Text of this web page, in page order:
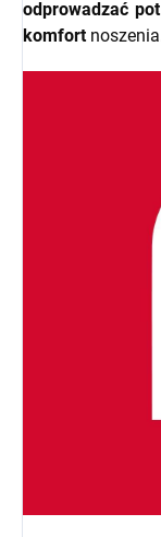
odprowadzać pot
komfort